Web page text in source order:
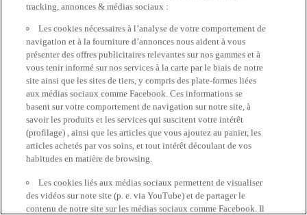
tracking, annonces & médias sociaux :
Les cookies nécessaires à l’analyse de votre comportement de
navigation et à la fourniture d’annonces nous aident à vous
présenter des offres publicitaires relevantes sur nos gammes et à
vous tenir informé sur nos services à la carte par le biais de notre
site ainsi que les sites de tiers, y compris des plate-formes liées
aux médias sociaux comme Facebook. Ces informations se
basent sur votre comportement de navigation sur notre site, à
savoir les produits et les services qui suscitent votre intérêt
(profilage) , ainsi que les articles que vous ajoutez au panier, les
articles achetés par vos soins, et tout intérêt découlant de vos
habitudes en matière de browsing.
Les cookies liés aux médias sociaux permettent de visualiser
des vidéos sur note site (p. e. via YouTube) et de partager le
contenu de notre site sur les médias sociaux comme Facebook. Il